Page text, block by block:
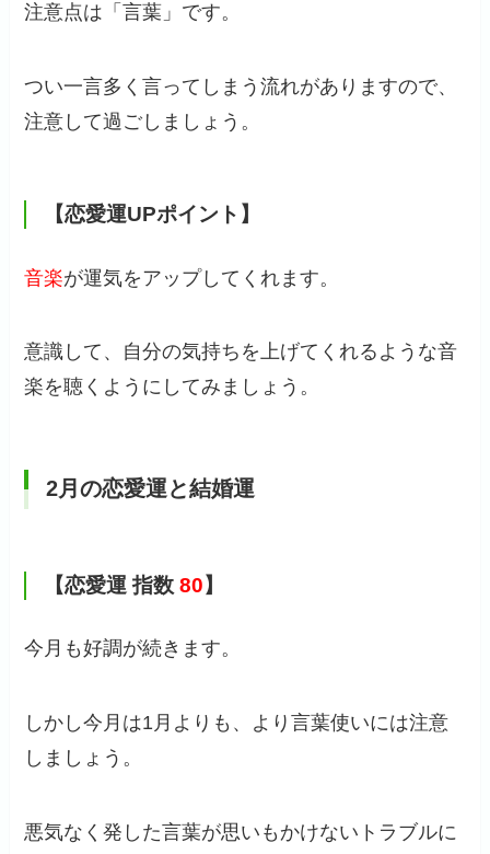
注意点は「言葉」です。
つい一言多く言ってしまう流れがありますので、
注意して過ごしましょう。
【恋愛運UPポイント】
音楽が運気をアップしてくれます。
意識して、自分の気持ちを上げてくれるような音
楽を聴くようにしてみましょう。
2月の恋愛運と結婚運
【恋愛運 指数80】
今月も好調が続きます。
しかし今月は1月よりも、より言葉使いには注意
しましょう。
悪気なく発した言葉が思いもかけないトラブルに